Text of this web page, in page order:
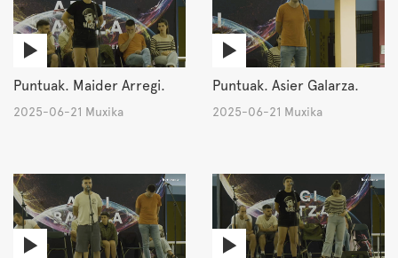
Puntuak. Maider Arregi.
2025-06-21 Muxika
Puntuak. Asier Galarza.
2025-06-21 Muxika